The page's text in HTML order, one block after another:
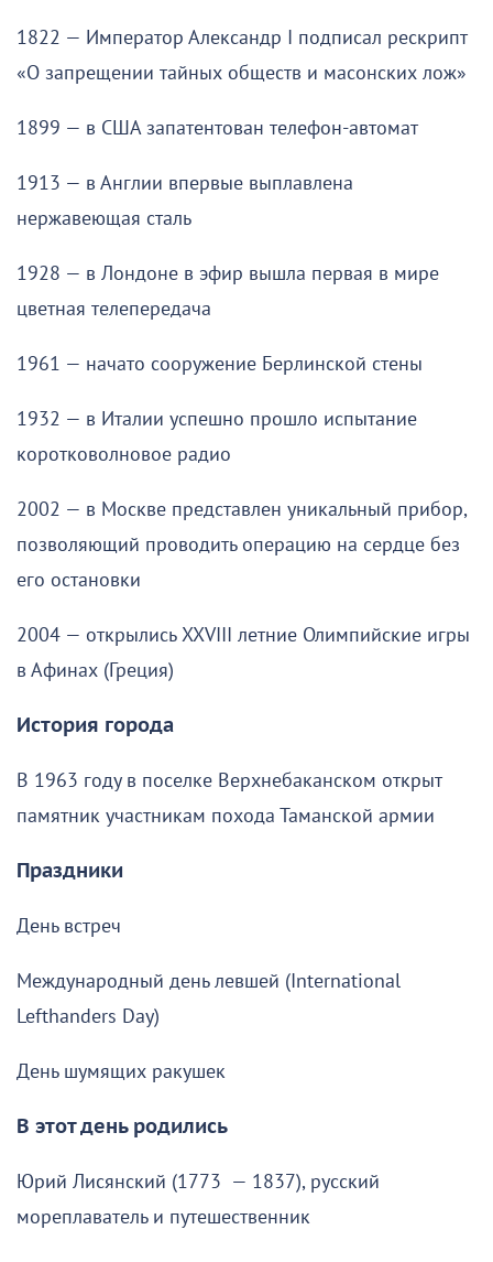
1822 — Император Александр I подписал рескрипт
«О запрещении тайных обществ и масонских лож»
1899 — в США запатентован телефон-автомат
1913 — в Англии впервые выплавлена
нержавеющая сталь
1928 — в Лондоне в эфир вышла первая в мире
цветная телепередача
1961 — начато сооружение Берлинской стены
1932 — в Италии успешно прошло испытание
коротковолновое радио
2002 — в Москве представлен уникальный прибор,
позволяющий проводить операцию на сердце без
его остановки
2004 — открылись XXVIII летние Олимпийские игры
в Афинах (Греция)
История города
В 1963 году в поселке Верхнебаканском открыт
памятник участникам похода Таманской армии
Праздники
День встреч
Международный день левшей (International
Lefthanders Day)
День шумящих ракушек
В этот день родились
Юрий Лисянский (1773 — 1837), русский
мореплаватель и путешественник